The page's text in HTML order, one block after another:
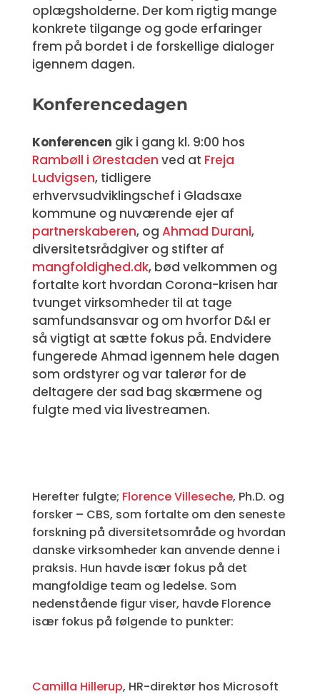
oplægsholderne. Der kom rigtig mange
konkrete tilgange og gode erfaringer
frem på bordet i de forskellige dialoger
igennem dagen.
Konferencedagen
Konferencen gik i gang kl. 9:00 hos
Rambøll i Ørestaden ved at Freja
Ludvigsen, tidligere
erhvervsudviklingschef i Gladsaxe
kommune og nuværende ejer af
partnerskaberen, og Ahmad Durani,
diversitetsrådgiver og stifter af
mangfoldighed.dk, bød velkommen og
fortalte kort hvordan Corona-krisen har
tvunget virksomheder til at tage
samfundsansvar og om hvorfor D&I er
så vigtigt at sætte fokus på. Endvidere
fungerede Ahmad igennem hele dagen
som ordstyrer og var talerør for de
deltagere der sad bag skærmene og
fulgte med via livestreamen.
Herefter fulgte; Florence Villeseche, Ph.D. og
forsker – CBS, som fortalte om den seneste
forskning på diversitetsområde og hvordan
danske virksomheder kan anvende denne i
praksis. Hun havde især fokus på det
mangfoldige team og ledelse. Som
nedenstående figur viser, havde Florence
især fokus på følgende to punkter:
Camilla Hillerup, HR-direktør hos Microsoft